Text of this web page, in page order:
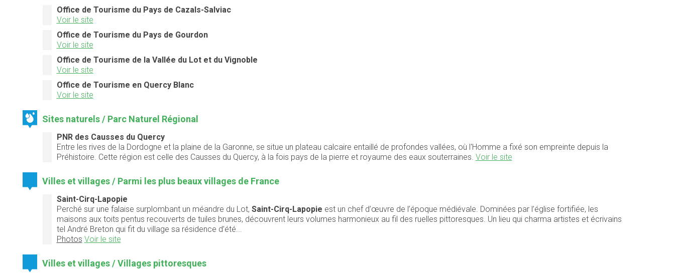
Office de Tourisme du Pays de Cazals-Salviac
Voir le site
Office de Tourisme du Pays de Gourdon
Voir le site
Office de Tourisme de la Vallée du Lot et du Vignoble
Voir le site
Office de Tourisme en Quercy Blanc
Voir le site
Sites naturels / Parc Naturel Régional
PNR des Causses du Quercy
Entre les rives de la Dordogne et la plaine de la Garonne, se situe un plateau calcaire entaillé de profondes vallées, où l'Homme a fixé son empreinte depuis la
Préhistoire. Cette région est celle des Causses du Quercy, à la fois pays de la pierre et royaume des eaux souterraines. Voir le site
Villes et villages / Parmi les plus beaux villages de France
Saint-Cirq-Lapopie
Perché sur une falaise surplombant un méandre du Lot, Saint-Cirq-Lapopie est un chef d’œuvre de l’époque médiévale. Dominées par l’église fortifiée, les
maisons aux toits pentus recouverts de tuiles brunes, découvrent leurs volumes harmonieux au fil des ruelles pittoresques. Un lieu qui charma artistes et écrivains
tel André Breton qui fit du village sa résidence d’été...
Photos Voir le site
Villes et villages / Villages pittoresques